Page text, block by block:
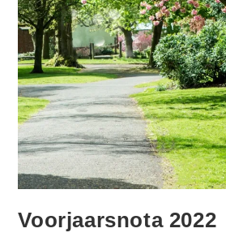
Voorjaarsnota 2022